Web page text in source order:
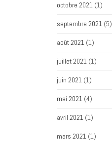
octobre 2021 (1)
septembre 2021 (5)
août 2021 (1)
juillet 2021 (1)
juin 2021 (1)
mai 2021 (4)
avril 2021 (1)
mars 2021 (1)